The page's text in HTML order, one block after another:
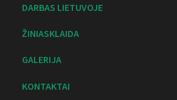
DARBAS LIETUVOJE
ŽINIASKLAIDA
GALERIJA
KONTAKTAI